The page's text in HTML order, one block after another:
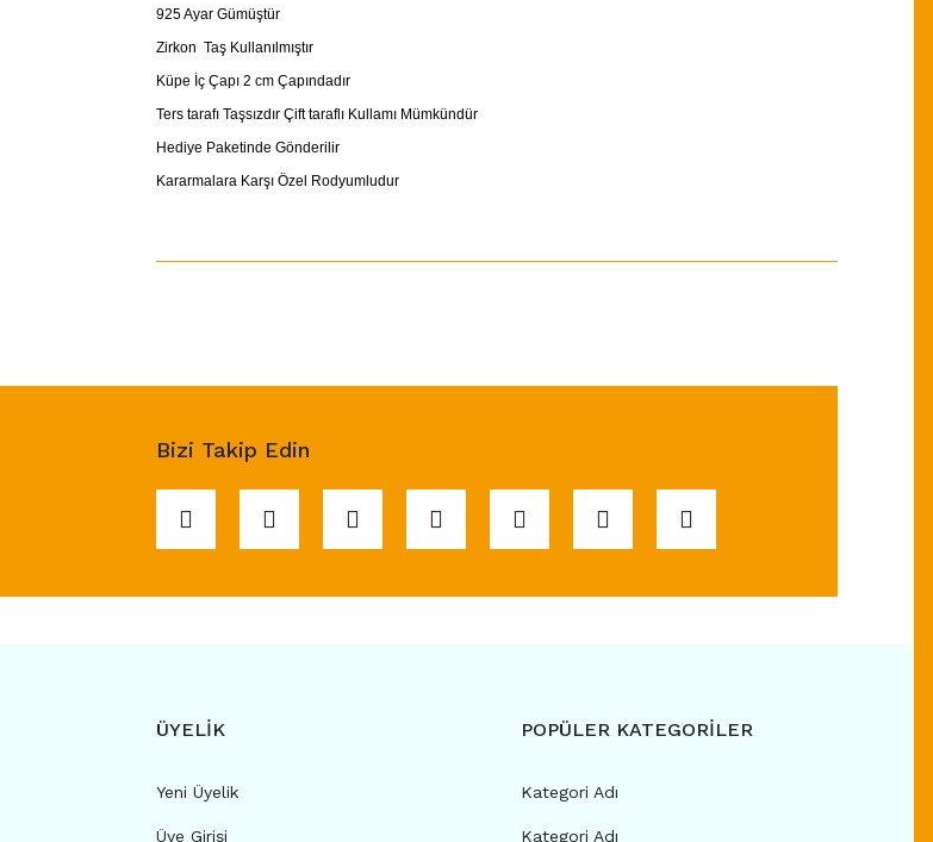
925 Ayar Gümüştür
Zirkon Taş Kullanılmıştır
Küpe İç Çapı 2 cm Çapındadır
Ters tarafı Taşsızdır Çift taraflı Kullamı Mümkündür
Hediye Paketinde Gönderilir
Kararmalara Karşı Özel Rodyumludur
Bizi Takip Edin
ÜYELİK
Yeni Üyelik
Üye Girişi
POPÜLER KATEGORİLER
Kategori Adı
Kategori Adı